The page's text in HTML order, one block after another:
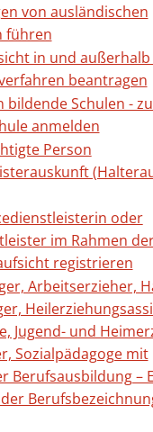
von ausländischen
führen
in und außerhalb
beantragen
bildende Schulen -
anmelden
Person
oder
im Rahmen
registrieren
Arbeitserzieher,
Jugend- und
Sozialpädagoge mit
Berufsausbildung –